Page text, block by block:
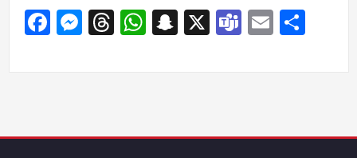
Facebook
Messenger
Threads
WhatsApp
Snapchat
X TeamsEmail